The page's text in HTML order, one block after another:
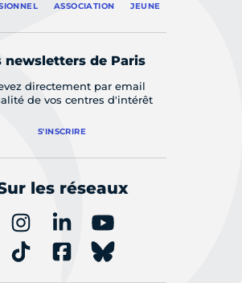
ASSOCIATION JEUNE
newsletters de Paris
directement par email
de vos centres d'intérêt
S'INSCRIRE
les réseaux